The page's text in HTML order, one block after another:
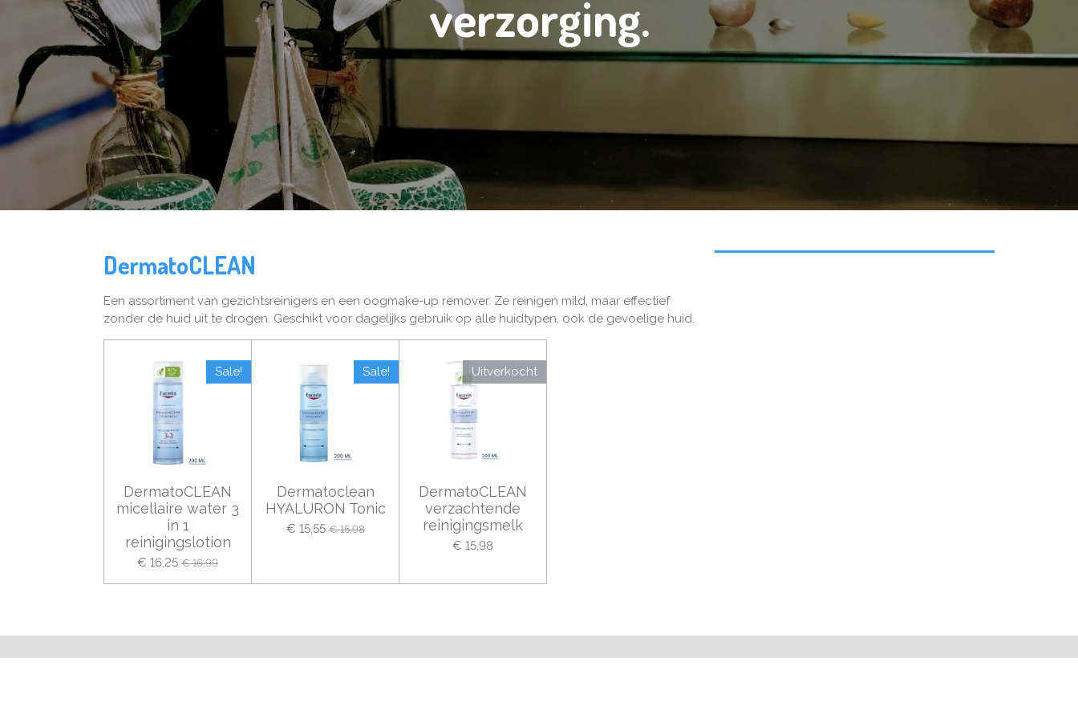
verzorging.
DermatoCLEAN
Een assortiment van gezichtsreinigers en een oogmake-up remover. Ze reinigen mild, maar effectief
zonder de huid uit te drogen. Geschikt voor dagelijks gebruik op alle huidtypen, ook de gevoelige huid.
Sale!
DermatoCLEAN
micellaire water 3
in 1
reinigingslotion
€ 16,25 € 16,99
Sale!
Dermatoclean
HYALURON Tonic
€ 15,55 € 15,98
Uitverkocht
DermatoCLEAN
verzachtende
reinigingsmelk
€ 15,98